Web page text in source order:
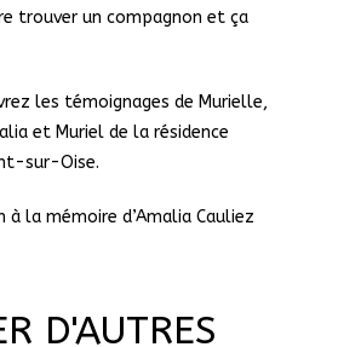
trouver un compagnon et ça
les témoignages de Murielle,
et Muriel de la résidence
sur-Oise.
à la mémoire d’Amalia Cauliez
D'AUTRES